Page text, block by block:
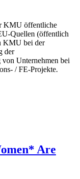
KMU öffentliche
Quellen (öffentlich
KMU bei der
der
Unternehmen bei
/ FE-Projekte.
Are